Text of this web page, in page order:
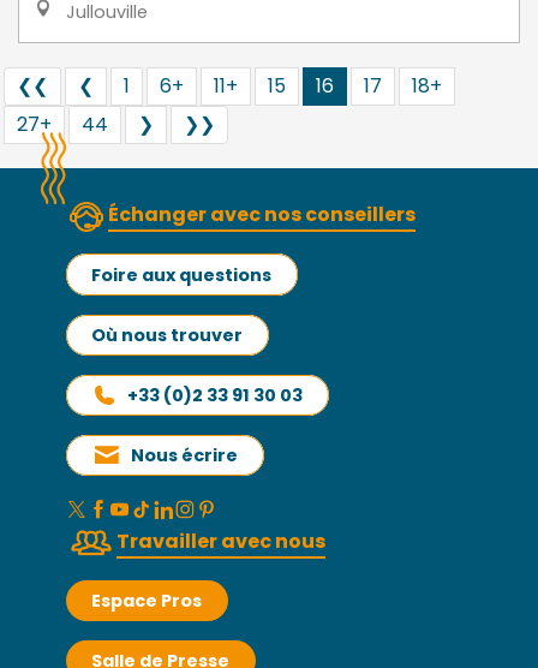
Jullouville
❮❮ ❮ 1 6+ 11+ 15 16 17
18+
27+
44 ❯ ❯❯
Échanger avec nos conseillers
Foire aux questions
Où nous trouver
+33 (0)2 33 91 30 03
Nous écrire
Travailler avec nous
Espace Pros
Salle de Presse